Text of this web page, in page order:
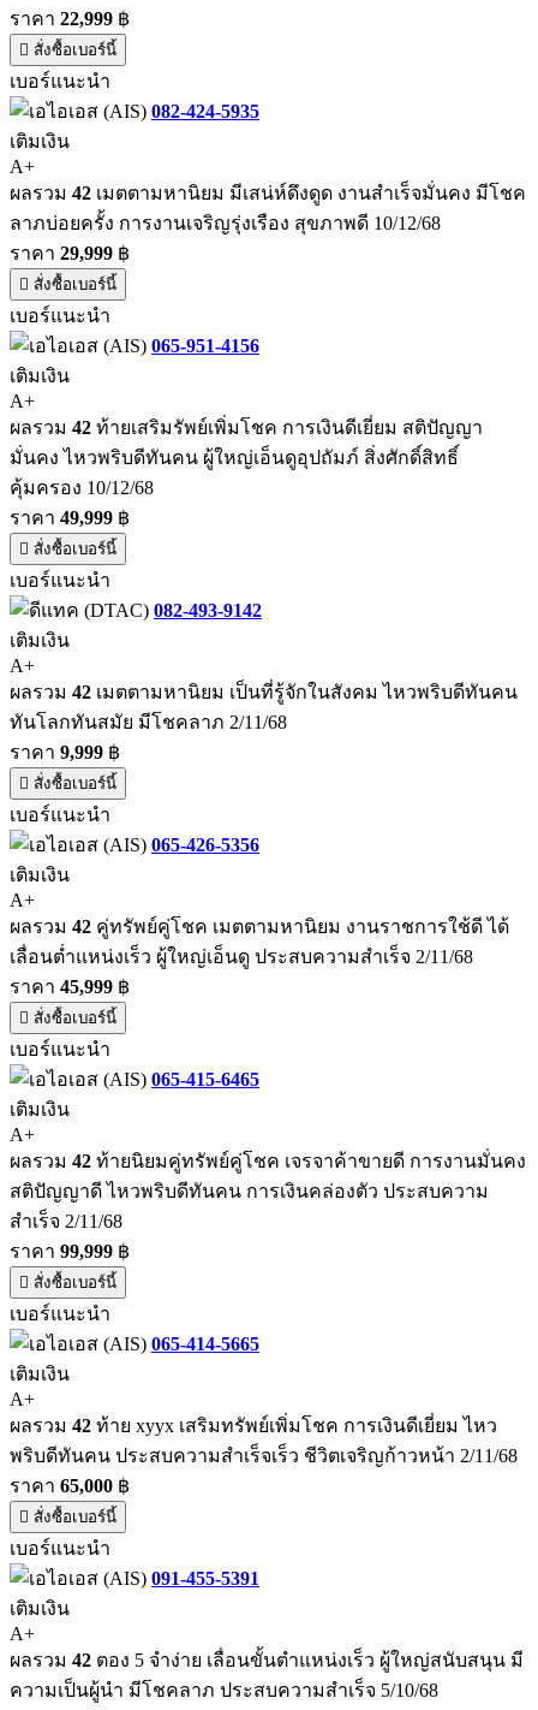
ราคา 22,999 ฿
สั่งซื้อเบอร์นี้
เบอร์แนะนำ
082-424-5935
เติมเงิน
A+
ผลรวม 42 เมตตามหานิยม มีเสน่ห์ดึงดูด งานสำเร็จมั่นคง มีโชค
ลาภบ่อยครั้ง การงานเจริญรุ่งเรือง สุขภาพดี 10/12/68
ราคา 29,999 ฿
สั่งซื้อเบอร์นี้
เบอร์แนะนำ
065-951-4156
เติมเงิน
A+
ผลรวม 42 ท้ายเสริมรัพย์เพิ่มโชค การเงินดีเยี่ยม สติปัญญา
มั่นคง ไหวพริบดีทันคน ผู้ใหญ่เอ็นดูอุปถัมภ์ สิ่งศักดิ์สิทธิ์
คุ้มครอง 10/12/68
ราคา 49,999 ฿
สั่งซื้อเบอร์นี้
เบอร์แนะนำ
082-493-9142
เติมเงิน
A+
ผลรวม 42 เมตตามหานิยม เป็นที่รู้จักในสังคม ไหวพริบดีทันคน
ทันโลกทันสมัย มีโชคลาภ 2/11/68
ราคา 9,999 ฿
สั่งซื้อเบอร์นี้
เบอร์แนะนำ
065-426-5356
เติมเงิน
A+
ผลรวม 42 คู่ทรัพย์คู่โชค เมตตามหานิยม งานราชการใช้ดี ได้
เลื่อนต่ำแหน่งเร็ว ผู้ใหญ่เอ็นดู ประสบความสำเร็จ 2/11/68
ราคา 45,999 ฿
สั่งซื้อเบอร์นี้
เบอร์แนะนำ
065-415-6465
เติมเงิน
A+
ผลรวม 42 ท้ายนิยมคู่ทรัพย์คู่โชค เจรจาค้าขายดี การงานมั่นคง
สติปัญญาดี ไหวพริบดีทันคน การเงินคล่องตัว ประสบความ
สำเร็จ 2/11/68
ราคา 99,999 ฿
สั่งซื้อเบอร์นี้
เบอร์แนะนำ
065-414-5665
เติมเงิน
A+
ผลรวม 42 ท้าย xyyx เสริมทรัพย์เพิ่มโชค การเงินดีเยี่ยม ไหว
พริบดีทันคน ประสบความสำเร็จเร็ว ชีวิตเจริญก้าวหน้า 2/11/68
ราคา 65,000 ฿
สั่งซื้อเบอร์นี้
เบอร์แนะนำ
091-455-5391
เติมเงิน
A+
ผลรวม 42 ตอง 5 จำง่าย เลื่อนขั้นตำแหน่งเร็ว ผู้ใหญ่สนับสนุน มี
ความเป็นผู้นำ มีโชคลาภ ประสบความสำเร็จ 5/10/68